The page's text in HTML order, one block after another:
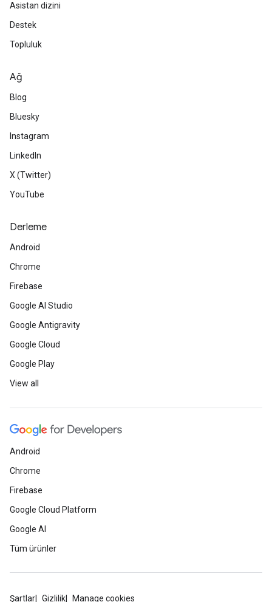
Asistan dizini
Destek
Topluluk
Ağ
Blog
Bluesky
Instagram
LinkedIn
X (Twitter)
YouTube
Derleme
Android
Chrome
Firebase
Google AI Studio
Google Antigravity
Google Cloud
Google Play
View all
Android
Chrome
Firebase
Google Cloud Platform
Google AI
Tüm ürünler
Şartlar Gizlilik Manage cookies